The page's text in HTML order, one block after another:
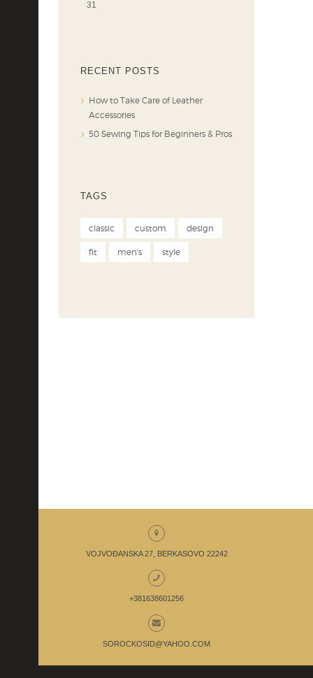
31
RECENT POSTS
How to Take Care of Leather
Accessories
50 Sewing Tips for Beginners & Pros
TAGS
classic custom design
fit men's style
VOJVOĐANSKA 27, BERKASOVO 22242
+381638601256
SOROCKOSID@YAHOO.COM